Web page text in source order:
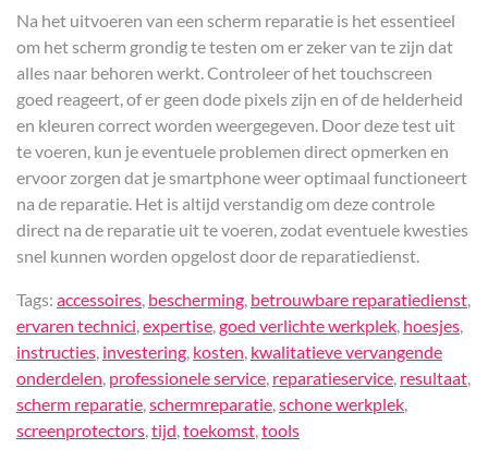
Na het uitvoeren van een scherm reparatie is het essentieel
om het scherm grondig te testen om er zeker van te zijn dat
alles naar behoren werkt. Controleer of het touchscreen
goed reageert, of er geen dode pixels zijn en of de helderheid
en kleuren correct worden weergegeven. Door deze test uit
te voeren, kun je eventuele problemen direct opmerken en
ervoor zorgen dat je smartphone weer optimaal functioneert
na de reparatie. Het is altijd verstandig om deze controle
direct na de reparatie uit te voeren, zodat eventuele kwesties
snel kunnen worden opgelost door de reparatiedienst.
Tags: accessoires, bescherming, betrouwbare reparatiedienst,
ervaren technici,expertise,goed verlichte werkplek, hoesjes,
instructies, investering, kosten, kwalitatieve vervangende
onderdelen, professionele service, reparatieservice, resultaat,
scherm reparatie,schermreparatie,schone werkplek,
screenprotectors,tijd,toekomst,tools